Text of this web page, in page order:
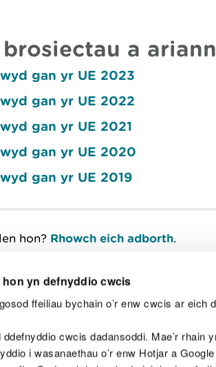
hon yn defnyddio cwcis
ffeiliau bychain o’r enw cwcis ar eich
cwcis dadansoddi. Mae’r rhain
i wasanaethau o’r enw Hotjar a
a
gan yr UE 2023
gan yr UE 2022
gan yr UE 2021
gan yr UE 2020
gan yr UE 2019
hon? Rhowch eich adborth.